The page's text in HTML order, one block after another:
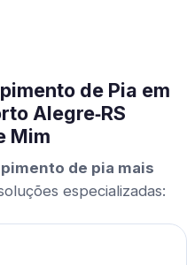
de Pia em
Alegre‑RS
Mim
de pia mais
especializadas: